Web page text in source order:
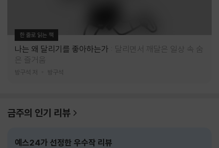
한 줄로 읽는 책
나는 왜 달리기를 좋아하는가
달리면서 깨달은 일상 속 숨
은 즐거움
방구석 저 방구석
금주의 인기 리뷰
예스24가 선정한 우수작 리뷰